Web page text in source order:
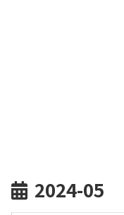
2024-05